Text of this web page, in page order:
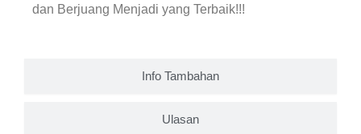
Info Tambahan
Ulasan
dan Berjuang Menjadi yang Terbaik!!!